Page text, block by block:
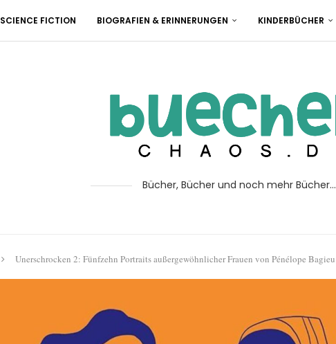
SCIENCE FICTION BIOGRAFIEN & ERINNERUNGEN KINDERBÜCHER
Bücher, Bücher und noch mehr Bücher...
Unerschrocken 2: Fünfzehn Portraits außergewöhnlicher Frauen von Pénélope Bagieu